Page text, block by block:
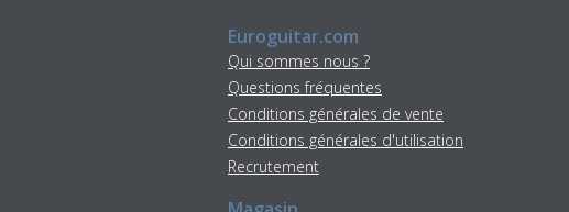
Euroguitar.com
Qui sommes nous ?
Questions fréquentes
Conditions générales de vente
Conditions générales d'utilisation
Recrutement